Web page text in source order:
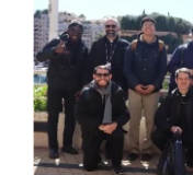
Faire Un Don